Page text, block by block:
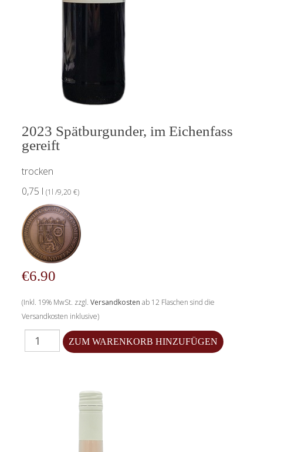
2023 Spätburgunder, im Eichenfass
gereift
trocken
0,75 l (1l /9,20 €)
€6.90
(Inkl. 19% MwSt. zzgl. Versandkosten ab 12 Flaschen sind die
Versandkosten inklusive)
Menge für 2023 Spätburgunder, im Eichenfass gereift